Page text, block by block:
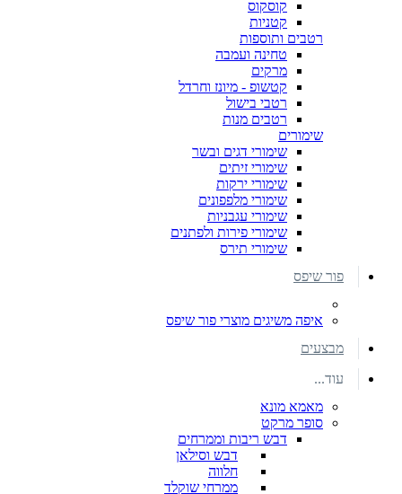
קוסקוס
קטניות
רטבים ותוספות
טחינה ועמבה
מרקים
קטשופ - מיונז וחרדל
רטבי בישול
רטבים מנות
שימורים
שימורי דגים ובשר
שימורי זיתים
שימורי ירקות
שימורי מלפפונים
שימורי עגבניות
שימורי פירות ולפתנים
שימורי תירס
פור שיפס
איפה משיגים מוצרי פור שיפס
מבצעים
עוד...
מאמא מונא
סופר מרקט
דבש ריבות וממרחים
דבש וסילאן
חלווה
ממרחי שוקלד